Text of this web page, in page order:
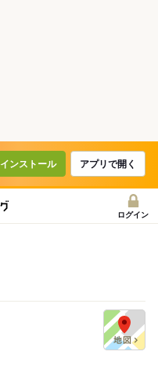
インストール アプリで開く
ログイン